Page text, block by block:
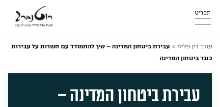
תפריט
עורך דין פלילי » עבירת ביטחון המדינה – איך להתמודד עם חשדות על עבירות
כנגד ביטחון המדינה
עבירת ביטחון המדינה –